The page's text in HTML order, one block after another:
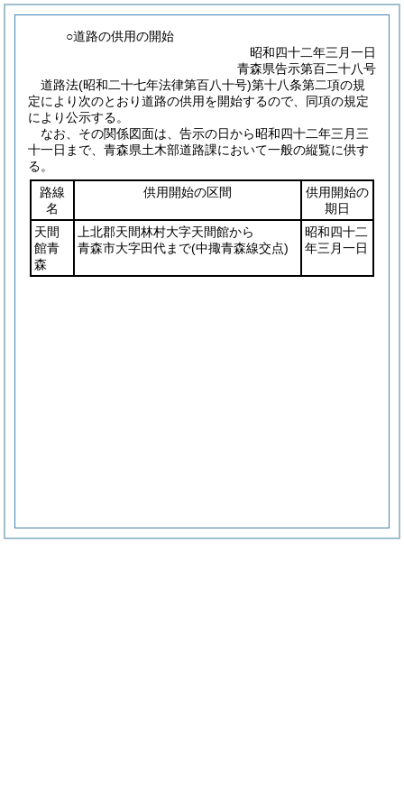
○道路の供用の開始
昭和四十二年三月一日
青森県告示第百二十八号
道路法(昭和二十七年法律第百八十号)第十八条第二項の規
定により次のとおり道路の供用を開始するので、同項の規定
により公示する。
なお、その関係図面は、告示の日から昭和四十二年三月三
十一日まで、青森県土木部道路課において一般の縦覧に供す
る。
路線
名
供用開始の区間
供用開始の
期日
天間
館青
森
上北郡天間林村大字天間館から
青森市大字田代まで(中掫青森線交点)
昭和四十二
年三月一日